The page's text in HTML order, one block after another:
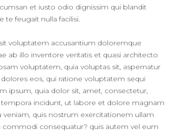
et iusto odio dignissim qui blandit
te feugait nulla facilisi.
voluptatem accusantium doloremque
ab illo inventore veritatis et quasi architecto
voluptatem, quia voluptas sit, aspernatur
eos, qui ratione voluptatem sequi
ipsum, quia dolor sit, amet, consectetur,
incidunt, ut labore et dolore magnam
quis nostrum exercitationem ullam
commodi consequatur? quis autem vel eum